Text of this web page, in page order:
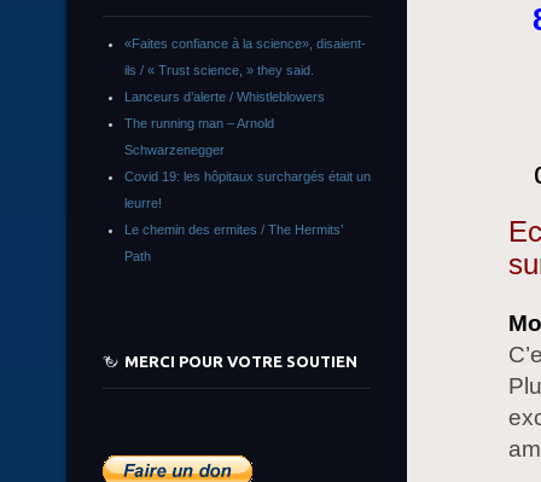
«Faites confiance à la science», disaient-
ils / « Trust science, » they said.
Lanceurs d’alerte / Whistleblowers
The running man – Arnold
Schwarzenegger
Covid 19: les hôpitaux surchargés était un
leurre!
Le chemin des ermites / The Hermits’
Path
MERCI POUR VOTRE SOUTIEN